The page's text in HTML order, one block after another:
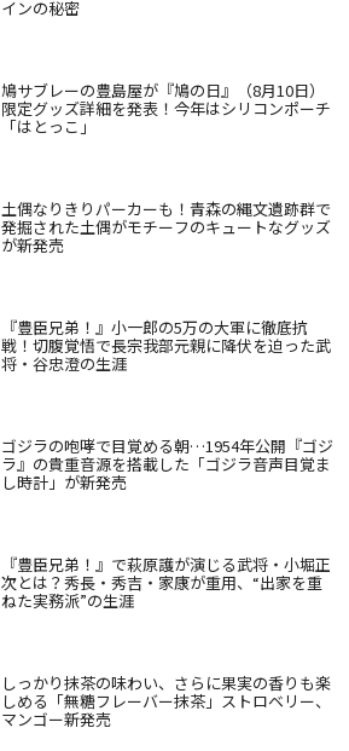
インの秘密
鳩サブレーの豊島屋が『鳩の日』（8月10日）
限定グッズ詳細を発表！今年はシリコンポーチ
「はとっこ」
土偶なりきりパーカーも！青森の縄文遺跡群で
発掘された土偶がモチーフのキュートなグッズ
が新発売
『豊臣兄弟！』小一郎の5万の大軍に徹底抗
戦！切腹覚悟で長宗我部元親に降伏を迫った武
将・谷忠澄の生涯
ゴジラの咆哮で目覚める朝…1954年公開『ゴジ
ラ』の貴重音源を搭載した「ゴジラ音声目覚ま
し時計」が新発売
『豊臣兄弟！』で萩原護が演じる武将・小堀正
次とは？秀長・秀吉・家康が重用、“出家を重
ねた実務派”の生涯
しっかり抹茶の味わい、さらに果実の香りも楽
しめる「無糖フレーバー抹茶」ストロベリー、
マンゴー新発売